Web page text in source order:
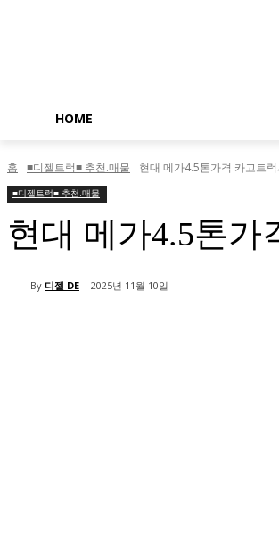
HOME
홈 ■디젤트럭■ 추천.매물 현대 메가4.5톤가격 카고트
■디젤트럭■ 추천.매물
현대 메가4.5톤가
By 디젤 DE 2025년 11월 10일